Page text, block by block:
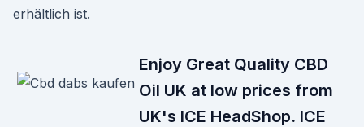
erhältlich ist.
Enjoy Great Quality CBD
Oil UK at low prices from
UK's ICE HeadShop. ICE